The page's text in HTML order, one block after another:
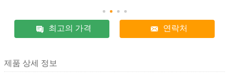
최고의 가격 연락처
제품 상세 정보